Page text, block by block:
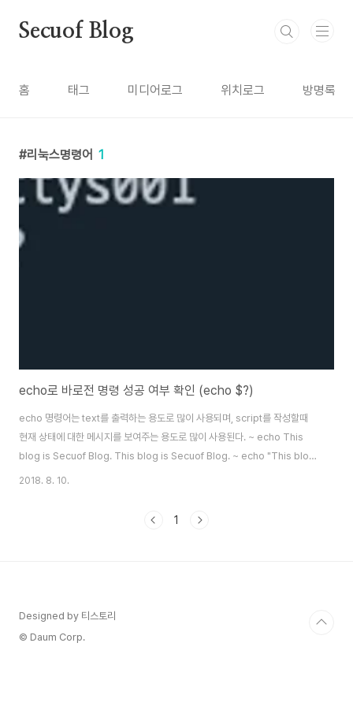
Secuof Blog
홈 태그 미디어로그 위치로그 방명록
리눅스명령어 1
echo로 바로전 명령 성공 여부 확인 (echo $?)
echo 명령어는 text를 출력하는 용도로 많이 사용되며, script를 작성할때
현재 상태에 대한 메시지를 보여주는 용도로 많이 사용된다. ~ echo This
blog is Secuof Blog. This blog is Secuof Blog. ~ echo "This blog
is Secuof Blog." This blog is Secuof Blog. ~ Script 를 사용할때 간혹
단히 명령어의 성공 실패 여부를 확인 할수 있다. 가령 특정 directory를 이동
2018. 8. 10.
1
Designed by 티스토리
© Daum Corp.